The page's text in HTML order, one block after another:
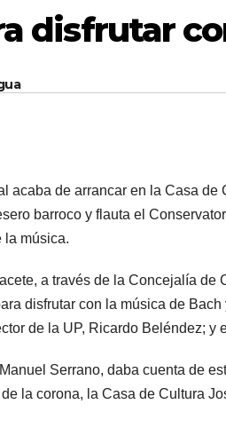
disfrutar
acaba de arrancar en la Casa
barroco y flauta el
la música.
a través de la Concejalía
disfrutar con la música de
de la UP, Ricardo Beléndez; y
Serrano, daba cuenta de
la corona, la Casa de Cultura